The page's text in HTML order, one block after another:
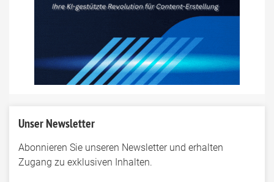
Unser Newsletter
Abonnieren Sie unseren Newsletter und erhalten
Zugang zu exklusiven Inhalten.